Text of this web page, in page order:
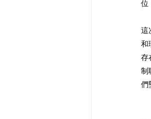
位
這
和
存
制
們